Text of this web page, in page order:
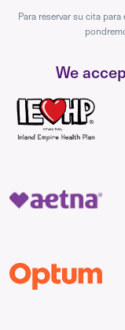
Para reservar su cita
We